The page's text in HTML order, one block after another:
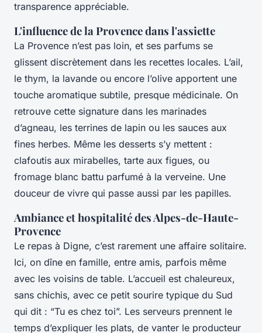
transparence appréciable.
L'influence de la Provence dans l'assiette
La Provence n’est pas loin, et ses parfums se
glissent discrètement dans les recettes locales. L’ail,
le thym, la lavande ou encore l’olive apportent une
touche aromatique subtile, presque médicinale. On
retrouve cette signature dans les marinades
d’agneau, les terrines de lapin ou les sauces aux
fines herbes. Même les desserts s’y mettent :
clafoutis aux mirabelles, tarte aux figues, ou
fromage blanc battu parfumé à la verveine. Une
douceur de vivre qui passe aussi par les papilles.
Ambiance et hospitalité des Alpes-de-Haute-
Provence
Le repas à Digne, c’est rarement une affaire solitaire.
Ici, on dîne en famille, entre amis, parfois même
avec les voisins de table. L’accueil est chaleureux,
sans chichis, avec ce petit sourire typique du Sud
qui dit : “Tu es chez toi”. Les serveurs prennent le
temps d’expliquer les plats, de vanter le producteur